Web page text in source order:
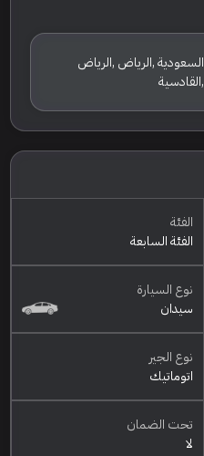
السعودية ,الرياض ,الرياض
,القادسية
الفئة
الفئة السابعة
نوع السيارة
سيدان
نوع الجير
اتوماتيك
تحت الضمان
لا